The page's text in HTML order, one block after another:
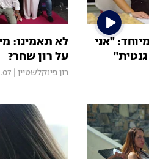
"אני
לא תאמינו:
על רון שחר?
רון פינקלשטיין 16:51